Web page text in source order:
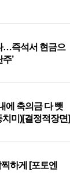
…즉석서 현금으
’
에 축의금 다 뺏
치미)[결정적장면]
하게 [포토엔